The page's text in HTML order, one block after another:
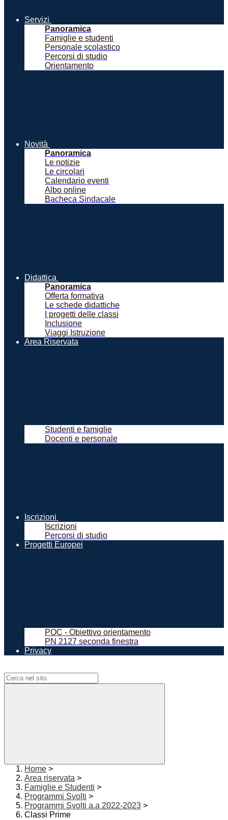
Servizi
Panoramica
Famiglie e studenti
Personale scolastico
Percorsi di studio
Orientamento
Novità
Panoramica
Le notizie
Le circolari
Calendario eventi
Albo online
Bacheca Sindacale
Didattica
Panoramica
Offerta formativa
Le schede didattiche
I progetti delle classi
Inclusione
Viaggi Istruzione
Area Riservata
Studenti e famiglie
Docenti e personale
Iscrizioni
Iscrizioni
Percorsi di studio
Progetti Europei
POC - Obiettivo orientamento
PN 2127 seconda finestra
Privacy
Home >
Area riservata >
Famiglie e Studenti >
Programmi Svolti >
Programmi Svolti a.a 2022-2023 >
Classi Prime